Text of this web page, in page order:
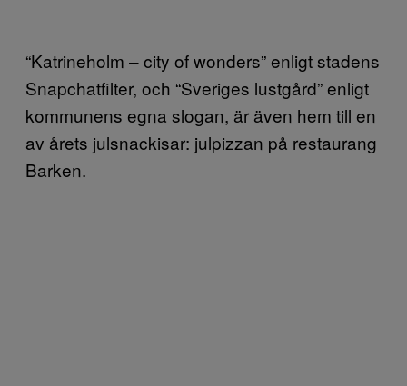
“Katrineholm – city of wonders” enligt stadens
Snapchatfilter, och “Sveriges lustgård” enligt
kommunens egna slogan, är även hem till en
av årets julsnackisar: julpizzan på restaurang
Barken.